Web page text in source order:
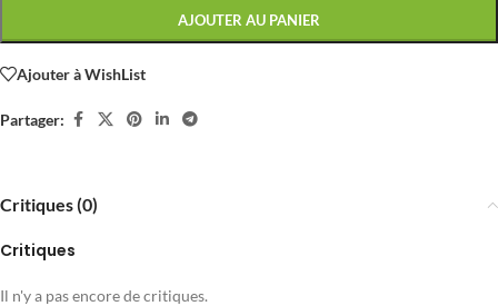
AJOUTER AU PANIER
Ajouter à WishList
Partager:
Critiques (0)
Critiques
Il n'y a pas encore de critiques.